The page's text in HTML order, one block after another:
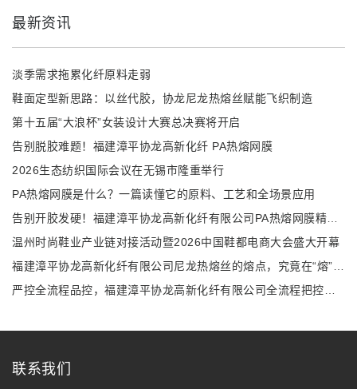
最新资讯
淡季需求拖累化纤原料走弱
鞋面定型新思路：以丝代胶，协龙尼龙热熔丝赋能飞织制造
第十五届“大浪杯”女装设计大赛总决赛将开启
告别脱胶难题！福建漳平协龙高新化纤 PA热熔网膜
2026生态纺织国际会议在无锡市隆重举行
PA热熔网膜是什么？一篇读懂它的原料、工艺和全场景应用
温州时尚鞋业产业链对接活动暨2026中国鞋都电商大会盛大开幕
联系我们